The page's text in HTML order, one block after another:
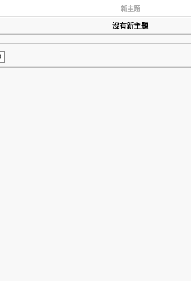
新主題
沒有新主題